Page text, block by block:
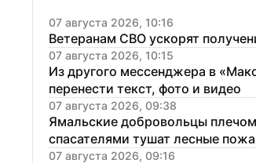
07 августа 2026, 10:16
Ветеранам СВО ускорят
07 августа 2026, 10:15
Из другого мессенджера в
перенести текст, фото и видео
07 августа 2026, 09:38
Ямальские добровольцы
спасателями тушат лесные
07 августа 2026, 09:16